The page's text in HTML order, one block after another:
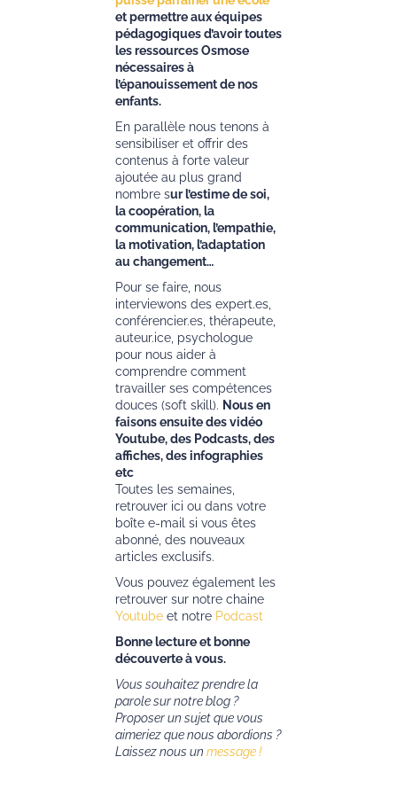
et permettre aux équipes
pédagogiques d’avoir toutes
les ressources Osmose
nécessaires à
l’épanouissement de nos
enfants.
En parallèle nous tenons à
sensibiliser et offrir des
contenus à forte valeur
ajoutée au plus grand
nombre sur l’estime de soi,
la coopération, la
communication, l’empathie,
la motivation, l’adaptation
au changement…
Pour se faire, nous
interviewons des expert.es,
conférencier.es, thérapeute,
auteur.ice, psychologue
pour nous aider à
comprendre comment
travailler ses compétences
douces (soft skill). Nous en
faisons ensuite des vidéo
Youtube, des Podcasts, des
affiches, des infographies
etc
Toutes les semaines,
retrouver ici ou dans votre
boîte e-mail si vous êtes
abonné, des nouveaux
articles exclusifs.
Vous pouvez également les
retrouver sur notre chaine
Youtube et notre Podcast
Bonne lecture et bonne
découverte à vous.
Vous souhaitez prendre la
parole sur notre blog ?
Proposer un sujet que vous
aimeriez que nous abordions ?
Laissez nous un message !